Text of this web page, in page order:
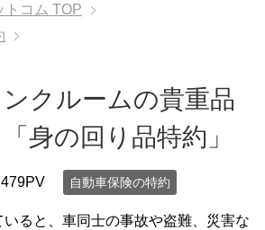
トコム TOP
クルームの貴重品
身の回り品特約」
自動車保険の特約
ると、車同士の事故や盗難、災害な